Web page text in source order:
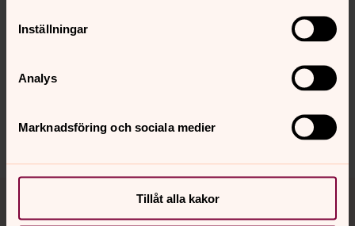
Inställningar
Analys
Marknadsföring och sociala medier
Tillåt alla kakor
Synpunkter eller frågor på sidans
goteborg.stift@svenskakyrkan.se
Tillbaka till toppen
Tillbaka till innehållet